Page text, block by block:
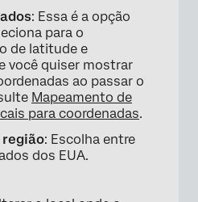
: Essa é a opção
para o
de latitude e
você quiser mostrar
ao passar o
Mapeamento de
para coordenadas.
região: Escolha entre
dos EUA.